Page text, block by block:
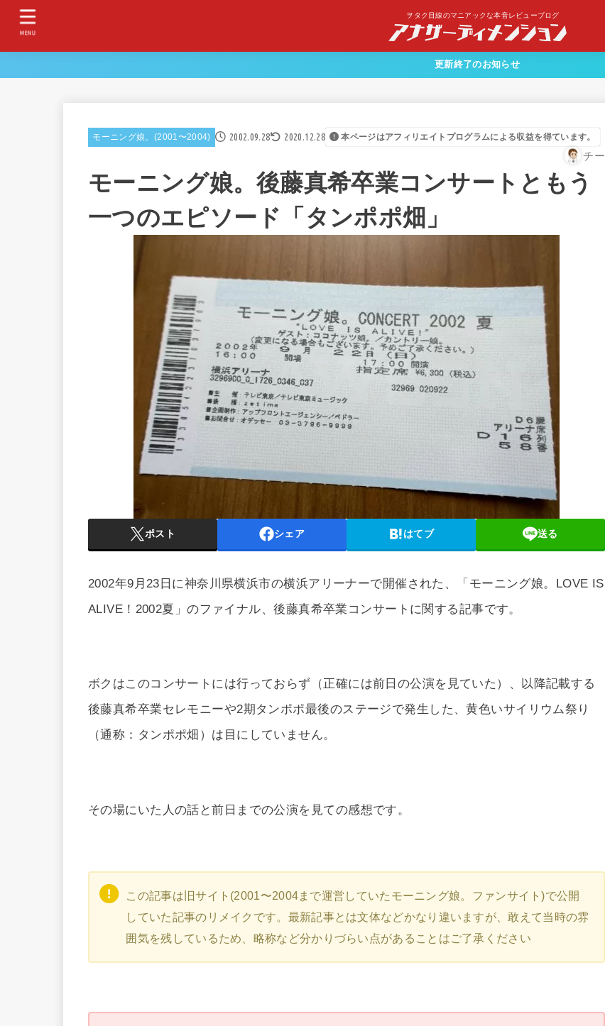
ヲタク目線のマニアックな本音レビューブログ
MENU
更新終了のお知らせ
モーニング娘。(2001〜2004) 2002.09.28 2020.12.28 本ページはアフィリエイトプログラムによる収益を得ています。
チー
モーニング娘。後藤真希卒業コンサートともう
一つのエピソード「タンポポ畑」
ポスト シェア はてブ 送る
2002年9月23日に神奈川県横浜市の横浜アリーナーで開催された、「モーニング娘。LOVE IS
ALIVE！2002夏」のファイナル、後藤真希卒業コンサートに関する記事です。
ボクはこのコンサートには行っておらず（正確には前日の公演を見ていた）、以降記載する
後藤真希卒業セレモニーや2期タンポポ最後のステージで発生した、黄色いサイリウム祭り
（通称：タンポポ畑）は目にしていません。
その場にいた人の話と前日までの公演を見ての感想です。
この記事は旧サイト(2001〜2004まで運営していたモーニング娘。ファンサイト)で公開
していた記事のリメイクです。最新記事とは文体などかなり違いますが、敢えて当時の雰
囲気を残しているため、略称など分かりづらい点があることはご了承ください